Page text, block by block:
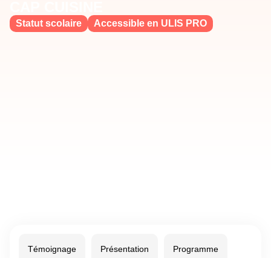
Statut scolaire Accessible en ULIS PRO
Témoignage Présentation Programme